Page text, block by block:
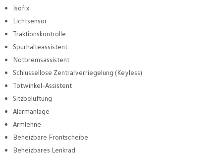
Isofix
Lichtsensor
Traktionskontrolle
Spurhalteassistent
Notbremsassistent
Schlüssellose Zentralverriegelung (Keyless)
Totwinkel-Assistent
Sitzbelüftung
Alarmanlage
Armlehne
Beheizbare Frontscheibe
Beheizbares Lenkrad